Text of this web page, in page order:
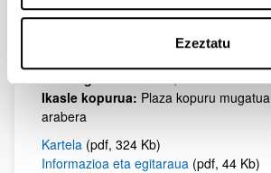
Ezeztatu
Giza Garapenerako
Bilboko Ingeniaritza Goi Eskola Teknikoa
Ordutegia:Ostiraletan, 15:30etatik
Ikasle kopurua: Plaza kopuru
arabera
Kartela (pdf, 324 Kb)
Informazioa eta egitaraua (pdf, 44 Kb)